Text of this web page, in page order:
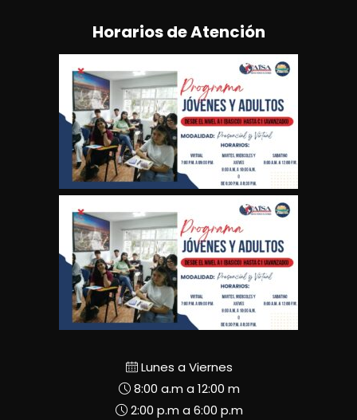
Horarios de Atención
Lunes a Viernes
8:00 a.m a 12:00 m
2:00 p.m a 6:00 p.m